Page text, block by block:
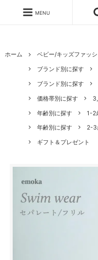
MENU
ホーム
ベビー/キッズファッ
ブランド別に探す
ブランド別に探す
価格帯別に探す
年齢別に探す
1-2
年齢別に探す
2-3
ギフト＆プレゼント